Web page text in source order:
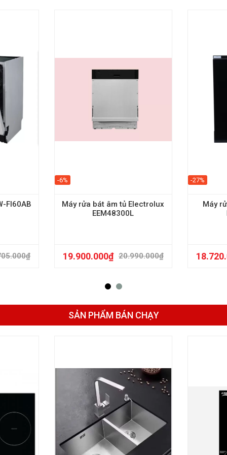
FI60AB
₫
-6%
Máy rửa bát âm tủ Electrolux
EEM48300L
20.990.000₫
19.900.000₫
-27%
Máy
SẢN PHẨM BÁN CHẠY